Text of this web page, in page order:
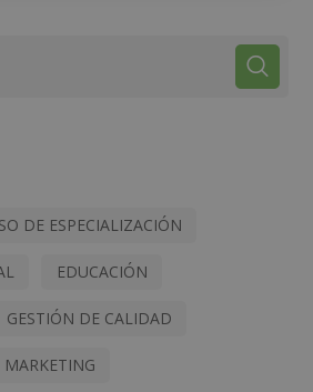
DE ESPECIALIZACIÓN
EDUCACIÓN
GESTIÓN DE CALIDAD
MARKETING